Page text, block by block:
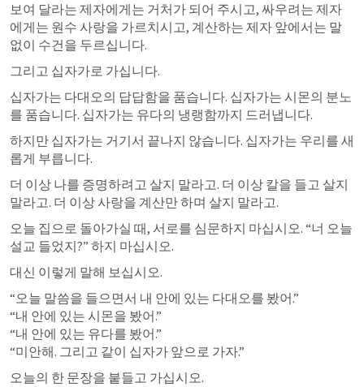
보여 달라는 제자에게는 거처가 되어 주시고, 싸우려는 제자
에게는 원수 사랑을 가르치시고, 계산하는 제자 앞에서는 말
없이 수건을 두르십니다.
그리고 십자가로 가십니다.
십자가는 다대오의 답답함을 품습니다. 십자가는 시몬의 분노
를 품습니다. 십자가는 유다의 냉랭함까지 드러냅니다.
하지만 십자가는 거기서 끝나지 않습니다. 십자가는 우리를 새
롭게 부릅니다.
더 이상 나를 증명하려고 살지 말라고. 더 이상 칼을 들고 살지
말라고. 더 이상 사랑을 계산만 하며 살지 말라고.
오늘 집으로 돌아가실 때, 서로를 심문하지 마십시오. “너 오늘
설교 들었지?” 하지 마십시오.
대신 이렇게 말해 보십시오.
“오늘 말씀을 들으면서 내 안에 있는 다대오를 봤어.”
“내 안에 있는 시몬을 봤어.”
“내 안에 있는 유다를 봤어.”
“미안해. 그리고 같이 십자가 앞으로 가자.”
오늘의 한 문장을 붙들고 가십시오.